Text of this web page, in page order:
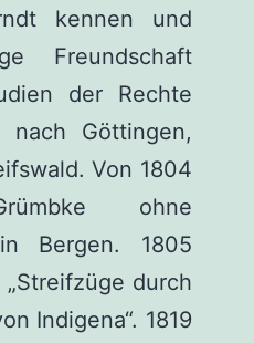
kennen und
Freundschaft
der Rechte
nach Göttingen,
Von 1804
ohne
Bergen. 1805
durch
Indigena“. 1819